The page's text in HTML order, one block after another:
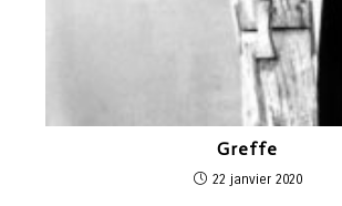
Greffe
22 janvier 2020